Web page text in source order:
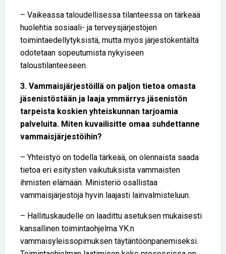
– Vaikeassa taloudellisessa tilanteessa on tärkeää
huolehtia sosiaali- ja terveysjärjestöjen
toimintaedellytyksistä, mutta myös järjestökentältä
odotetaan sopeutumista nykyiseen
taloustilanteeseen.
3. Vammaisjärjestöillä on paljon tietoa omasta
jäsenistöstään ja laaja ymmärrys jäsenistön
tarpeista koskien yhteiskunnan tarjoamia
palveluita. Miten kuvailisitte omaa suhdettanne
vammaisjärjestöihin?
– Yhteistyö on todella tärkeää, on olennaista saada
tietoa eri esitysten vaikutuksista vammaisten
ihmisten elämään. Ministeriö osallistaa
vammaisjärjestöjä hyvin laajasti lainvalmisteluun.
– Hallituskaudelle on laadittu asetuksen mukaisesti
kansallinen toimintaohjelma YK:n
vammaisyleissopimuksen täytäntöönpanemiseksi.